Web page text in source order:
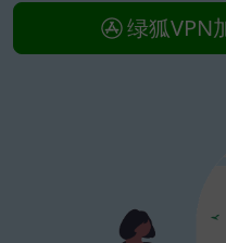
绿狐VPN